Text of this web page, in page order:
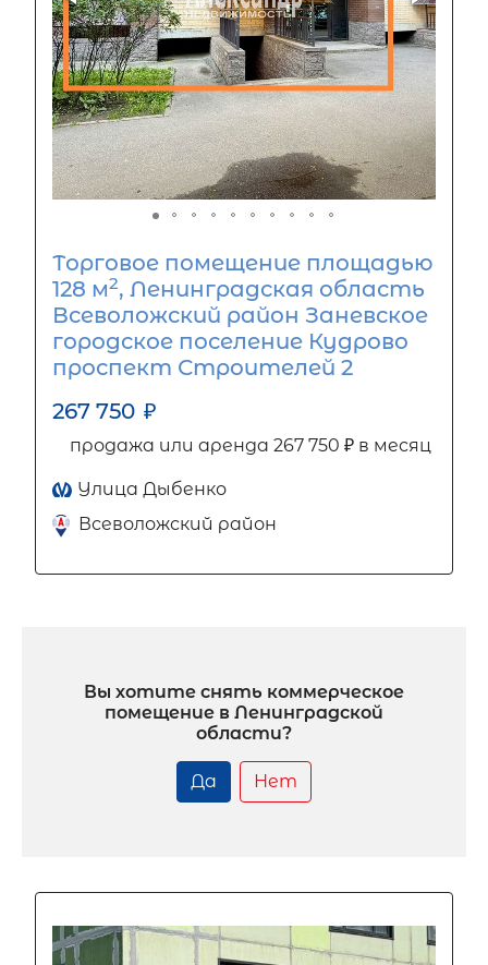
Торговое помещение площадью
128 м2, Ленинградская область
Всеволожский район Заневское
городское поселение Кудрово
проспект Строителей 2
267 750 ₽
продажа или аренда 267 750 ₽ в месяц
Улица Дыбенко
Всеволожский район
Вы хотите снять коммерческое
помещение в Ленинградской
области?
Да Нет